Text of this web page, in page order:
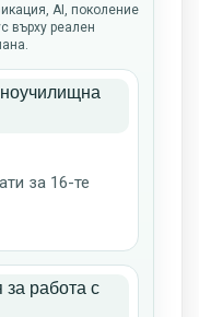
AI, поколение
върху реален
за 16-те